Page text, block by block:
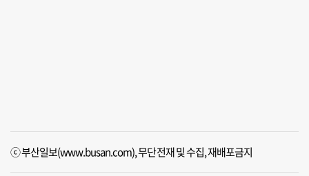
ⓒ 부산일보(www.busan.com), 무단전재 및 수집, 재배포금지